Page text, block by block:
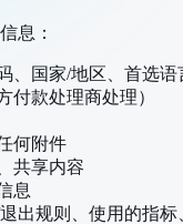
息：
、国家/地区、首选语
付款处理商处理）
何附件
共享内容
息
出规则、使用的指